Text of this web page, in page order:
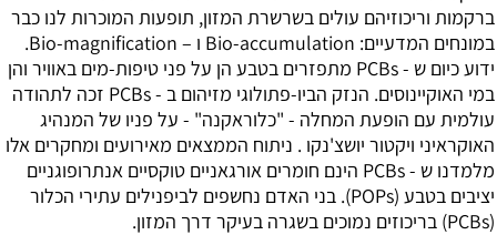
ברקמות וריכוזיהם עולים בשרשרת המזון, תופעות המוכרות לנו כבר
במונחים המדעיים: Bio-accumulation ו – Bio-magnification.
ידוע כיום ש - PCBs מתפזרים בטבע הן על פני טיפות-מים באוויר והן
במי האוקיינוסים. הנזק הביו-פתולוגי מזיהום ב - PCBs זכה לתהודה
עולמית עם הופעת המחלה - "כלוראקנה" - על פניו של המנהיג
האוקראיני ויקטור יושצ'נקו . ניתוח הממצאים מאירועים ומחקרים אלו
מלמדנו ש - PCBs הינם חומרים אורגאניים טוקסיים אנתרופוגניים
יציבים בטבע (POPs). בני האדם נחשפים לביפנילים עתירי הכלור
(PCBs) בריכוזים נמוכים בשגרה בעיקר דרך המזון.